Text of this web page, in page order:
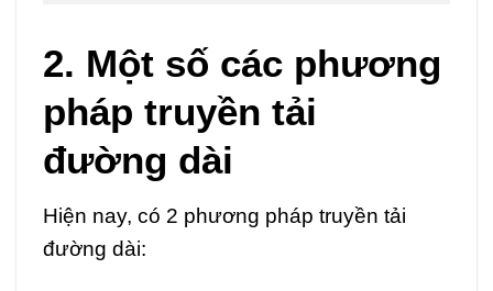
2. Một số các phương
pháp truyền tải
đường dài
Hiện nay, có 2 phương pháp truyền tải
đường dài: